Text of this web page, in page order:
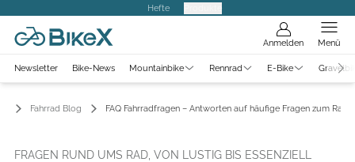
Hefte
Anmelden Menü
Newsletter Bike-News Mountainbike Rennrad E-Bike
Fahrrad Blog FAQ Fahrradfragen – Antworten auf häufige Fragen zum
FRAGEN RUND UMS RAD, VON LUSTIG BIS ESSENZIELL